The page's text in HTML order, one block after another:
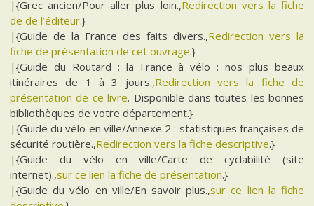
|{Grec ancien/Pour aller plus loin.,Redirection vers la fiche
de de l’éditeur.}
|{Guide de la France des faits divers.,Redirection vers la
fiche de présentation de cet ouvrage.}
|{Guide du Routard ; la France à vélo : nos plus beaux
itinéraires de 1 à 3 jours.,Redirection vers la fiche de
présentation de ce livre. Disponible dans toutes les bonnes
bibliothèques de votre département.}
|{Guide du vélo en ville/Annexe 2 : statistiques françaises de
sécurité routière.,Redirection vers la fiche descriptive.}
|{Guide du vélo en ville/Carte de cyclabilité (site
internet).,sur ce lien la fiche de présentation.}
|{Guide du vélo en ville/En savoir plus.,sur ce lien la fiche